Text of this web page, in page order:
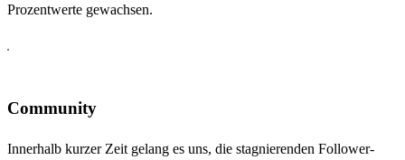
Prozentwerte gewachsen.
Community
Innerhalb kurzer Zeit gelang es uns, die stagnierenden Follower-